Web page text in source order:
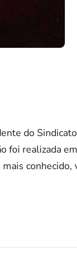
do
foi realizada em
conhecido,